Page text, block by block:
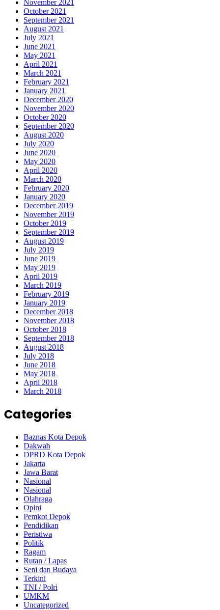
November 2021
October 2021
September 2021
August 2021
July 2021
June 2021
May 2021
April 2021
March 2021
February 2021
January 2021
December 2020
November 2020
October 2020
September 2020
August 2020
July 2020
June 2020
May 2020
April 2020
March 2020
February 2020
January 2020
December 2019
November 2019
October 2019
September 2019
August 2019
July 2019
June 2019
May 2019
April 2019
March 2019
February 2019
January 2019
December 2018
November 2018
October 2018
September 2018
August 2018
July 2018
June 2018
May 2018
April 2018
March 2018
Categories
Baznas Kota Depok
Dakwah
DPRD Kota Depok
Jakarta
Jawa Barat
Nasional
Nasional
Olahraga
Opini
Pemkot Depok
Pendidikan
Peristiwa
Politik
Ragam
Rutan / Lapas
Seni dan Budaya
Terkini
TNI / Polri
UMKM
Uncategorized